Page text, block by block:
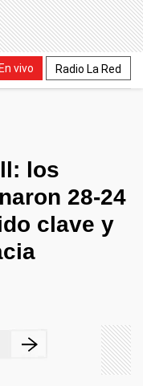
vivo Radio La Red
los
28-24
clave y